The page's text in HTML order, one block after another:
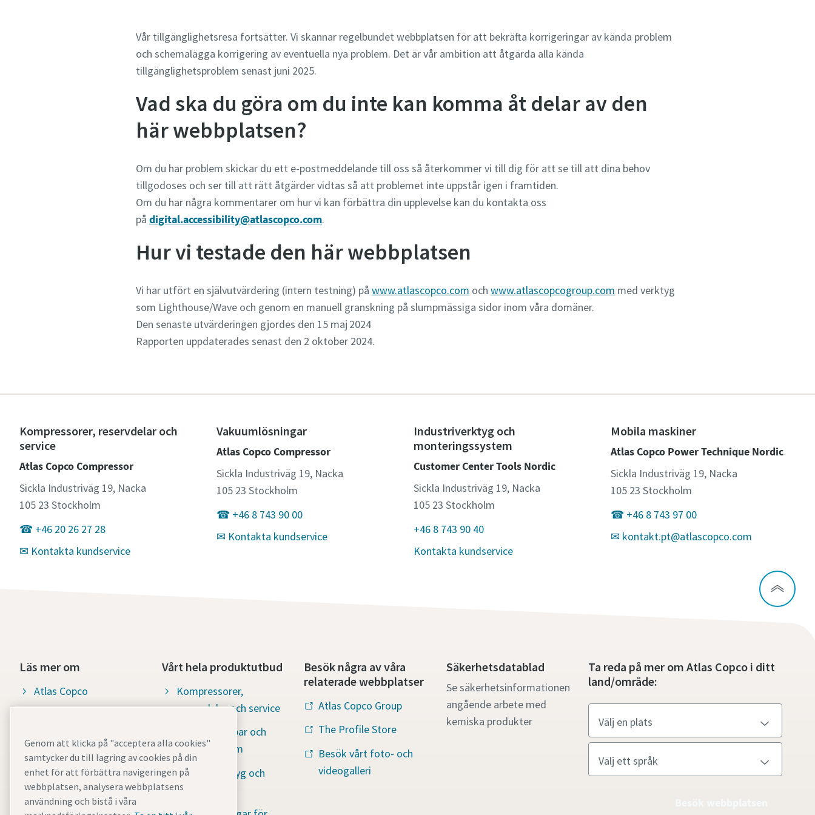
Vår tillgänglighetsresa fortsätter. Vi skannar regelbundet webbplatsen för att bekräfta korrigeringar av kända problem
och schemalägga korrigering av eventuella nya problem. Det är vår ambition att åtgärda alla kända
tillgänglighetsproblem senast juni 2025.
Vad ska du göra om du inte kan komma åt delar av den
här webbplatsen?
Om du har problem skickar du ett e-postmeddelande till oss så återkommer vi till dig för att se till att dina behov
tillgodoses och ser till att rätt åtgärder vidtas så att problemet inte uppstår igen i framtiden.
Om du har några kommentarer om hur vi kan förbättra din upplevelse kan du kontakta oss
på digital.accessibility@atlascopco.com.
Hur vi testade den här webbplatsen
Vi har utfört en självutvärdering (intern testning) på www.atlascopco.com och www.atlascopcogroup.com med verktyg
som Lighthouse/Wave och genom en manuell granskning på slumpmässiga sidor inom våra domäner.
Den senaste utvärderingen gjordes den 15 maj 2024
Rapporten uppdaterades senast den 2 oktober 2024.
Kompressorer, reservdelar och
service
Atlas Copco Compressor
Sickla Industriväg 19, Nacka
105 23 Stockholm
☎ +46 20 26 27 28
✉ Kontakta kundservice
Vakuumlösningar
Atlas Copco Compressor
Sickla Industriväg 19, Nacka
105 23 Stockholm
☎ +46 8 743 90 00
✉ Kontakta kundservice
Industriverktyg och
monteringssystem
Customer Center Tools Nordic
Sickla Industriväg 19, Nacka
105 23 Stockholm
+46 8 743 90 40
Kontakta kundservice
Mobila maskiner
Atlas Copco Power Technique Nordic
Sickla Industriväg 19, Nacka
105 23 Stockholm
☎ +46 8 743 97 00
✉ kontakt.pt@atlascopco.com
Läs mer om
Atlas Copco
Socialt ansvar: Vatten åt
Alla
De senaste nyheterna
Vårt hela produktutbud
Kompressorer,
reservdelar och service
Vakuumpumpar och
reningssystem
Industriverktyg och
lösningar
Besök några av våra
relaterade webbplatser
Atlas Copco Group
The Profile Store
Besök vårt foto- och
videogalleri
Säkerhetsdatablad
Se säkerhetsinformationen
angående arbete med
kemiska produkter
Ta reda på mer om Atlas Copco i ditt
land/område:
Genom att klicka på "acceptera alla cookies"
samtycker du till lagring av cookies på din
enhet för att förbättra navigeringen på
webbplatsen, analysera webbplatsens
användning och bistå i våra